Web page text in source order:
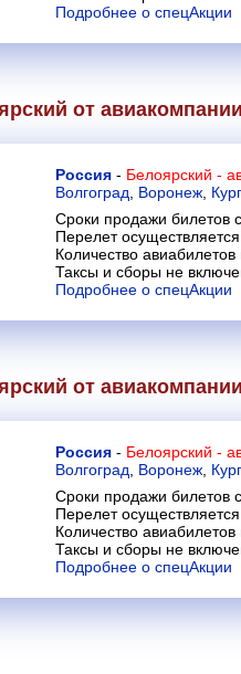
Подробнее о спецАкции
от
Россия - Белоярский -
Волгоград
Воронеж
Сроки продажи билетов
Перелет
Количество
Таксы и сборы не
Подробнее о спецАкции
от
Россия - Белоярский -
Волгоград
Воронеж
Сроки продажи билетов
Перелет
Количество
Таксы и сборы не
Подробнее о спецАкции